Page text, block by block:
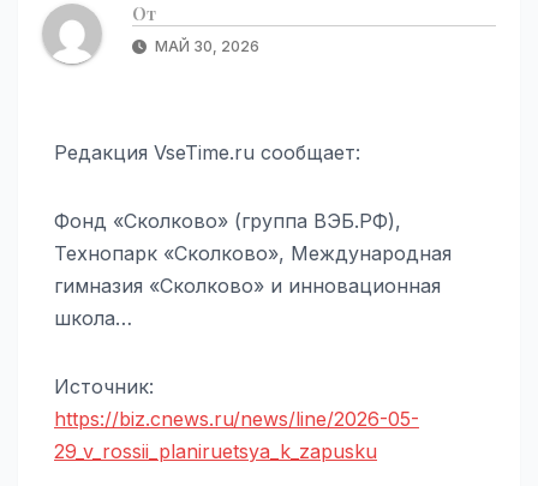
От
МАЙ 30, 2026
Редакция VseTime.ru сообщает:
Фонд «Сколково» (группа ВЭБ.РФ),
Технопарк «Сколково», Международная
гимназия «Сколково» и инновационная
школа…
Источник:
https://biz.cnews.ru/news/line/2026-05-
29_v_rossii_planiruetsya_k_zapusku